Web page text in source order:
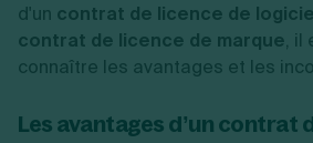
d'un contrat de licence de
contrat de licence de marque, il
connaître les avantages et les
Les avantages d’un contrat